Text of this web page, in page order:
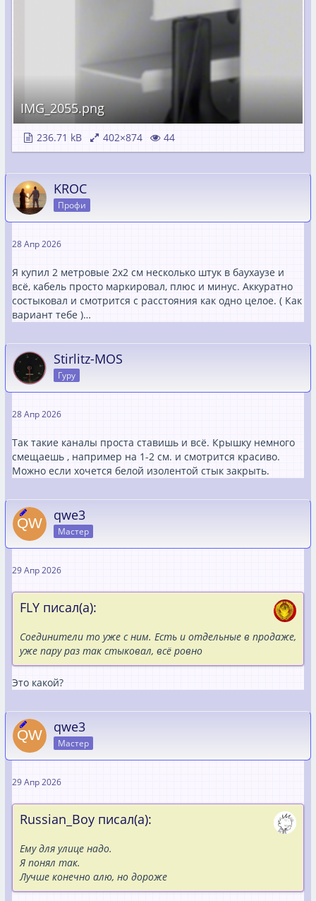
IMG_2055.png
236.71 kB 402×874 44
KROC
Профи
28 Апр 2026
Я купил 2 метровые 2х2 см несколько штук в баухаузе и
всё, кабель просто маркировал, плюс и минус. Аккуратно
состыковал и смотрится с расстояния как одно целое. ( Как
вариант тебе )…
Stirlitz-MOS
Гуру
28 Апр 2026
Так такие каналы проста ставишь и всё. Крышку немного
смещаешь , например на 1-2 см. и смотрится красиво.
Можно если хочется белой изолентой стык закрыть.
qwe3
Мастер
29 Апр 2026
FLY писал(а):
Соединители то уже с ним. Есть и отдельные в продаже,
уже пару раз так стыковал, всё ровно
Это какой?
qwe3
Мастер
29 Апр 2026
Russian_Boy писал(а):
Ему для улице надо.
Я понял так.
Лучше конечно алю, но дороже